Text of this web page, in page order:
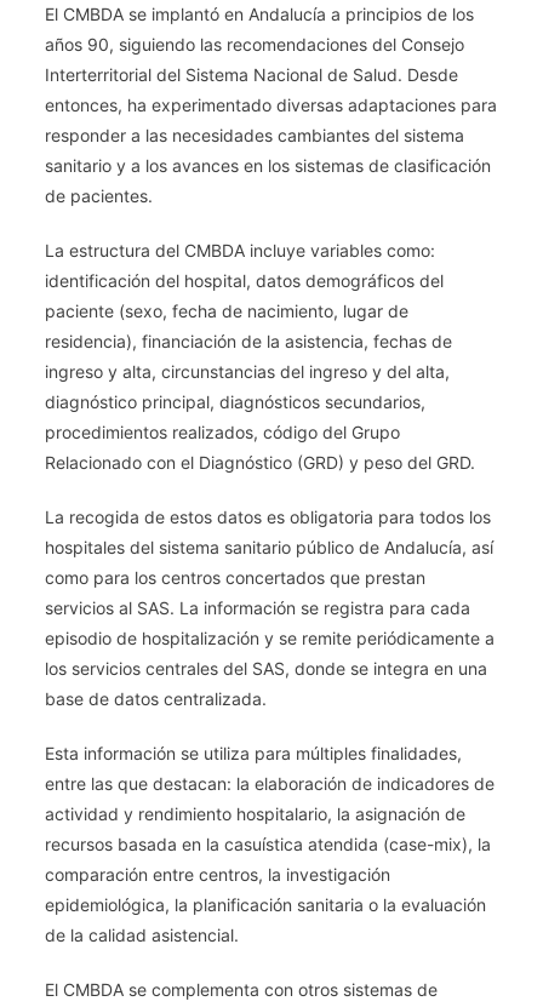
El CMBDA se implantó en Andalucía a principios de los
años 90, siguiendo las recomendaciones del Consejo
Interterritorial del Sistema Nacional de Salud. Desde
entonces, ha experimentado diversas adaptaciones para
responder a las necesidades cambiantes del sistema
sanitario y a los avances en los sistemas de clasificación
de pacientes.
La estructura del CMBDA incluye variables como:
identificación del hospital, datos demográficos del
paciente (sexo, fecha de nacimiento, lugar de
residencia), financiación de la asistencia, fechas de
ingreso y alta, circunstancias del ingreso y del alta,
diagnóstico principal, diagnósticos secundarios,
procedimientos realizados, código del Grupo
Relacionado con el Diagnóstico (GRD) y peso del GRD.
La recogida de estos datos es obligatoria para todos los
hospitales del sistema sanitario público de Andalucía, así
como para los centros concertados que prestan
servicios al SAS. La información se registra para cada
episodio de hospitalización y se remite periódicamente a
los servicios centrales del SAS, donde se integra en una
base de datos centralizada.
Esta información se utiliza para múltiples finalidades,
entre las que destacan: la elaboración de indicadores de
actividad y rendimiento hospitalario, la asignación de
recursos basada en la casuística atendida (case-mix), la
comparación entre centros, la investigación
epidemiológica, la planificación sanitaria o la evaluación
de la calidad asistencial.
El CMBDA se complementa con otros sistemas de